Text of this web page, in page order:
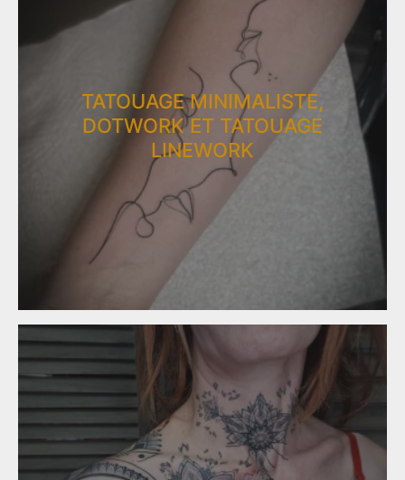
TATOUAGE MINIMALISTE,
DOTWORK ET TATOUAGE
LINEWORK